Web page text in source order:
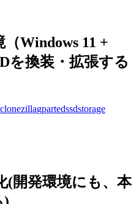
Windows 11 +
を換装・拡張する
clonezillagpartedssdstorage
(開発環境にも、本